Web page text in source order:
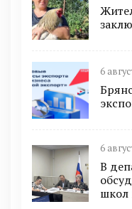
6
6
В
школ